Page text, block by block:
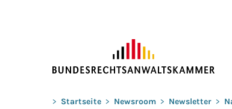
Sie befinden sich hier:
> Startseite > Newsroom > Newsletter >